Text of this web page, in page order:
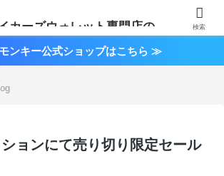
ンキー公式ショップはこちら ≫
ョンにて売り切り限定セール
検索